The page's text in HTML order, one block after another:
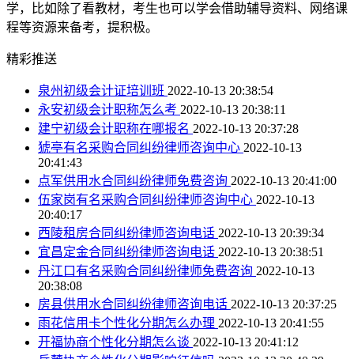
学，比如除了看教材，考生也可以学会借助辅导资料、网络课
程等资源来备考，提积极。
精彩推送
泉州初级会计证培训班 2022-10-13 20:38:54
永安初级会计职称怎么考 2022-10-13 20:38:11
建宁初级会计职称在哪报名 2022-10-13 20:37:28
猇亭有名采购合同纠纷律师咨询中心 2022-10-13
20:41:43
点军供用水合同纠纷律师免费咨询 2022-10-13 20:41:00
伍家岗有名采购合同纠纷律师咨询中心 2022-10-13
20:40:17
西陵租房合同纠纷律师咨询电话 2022-10-13 20:39:34
宜昌定金合同纠纷律师咨询电话 2022-10-13 20:38:51
丹江口有名采购合同纠纷律师免费咨询 2022-10-13
20:38:08
房县供用水合同纠纷律师咨询电话 2022-10-13 20:37:25
雨花信用卡个性化分期怎么办理 2022-10-13 20:41:55
开福协商个性化分期怎么谈 2022-10-13 20:41:12